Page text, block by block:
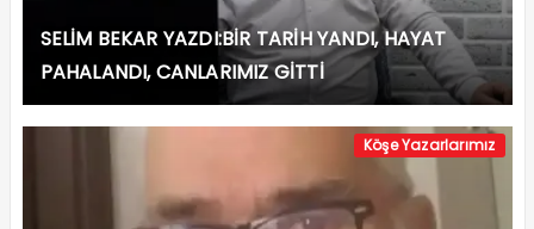
SELİM BEKAR YAZDI:BİR TARİH YANDI, HAYAT
PAHALANDI, CANLARIMIZ GİTTİ
Köşe Yazarlarımız